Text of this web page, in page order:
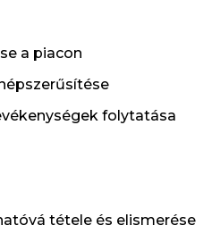
a piacon
folytatása
tétele és elismerése